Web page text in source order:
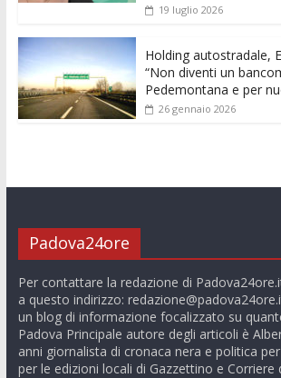
19 luglio 2026
Holding autostradale,
“Non diventi un
Pedemontana e per
26 gennaio 2026
Padova24ore
Per contattare la redazione di
a questo indirizzo:
un blog di informazione focalizzato su
Padova Principale autore degli articoli è
anni giornalista di cronaca nera e politica
per le edizioni locali di Gazzettino e Corriere